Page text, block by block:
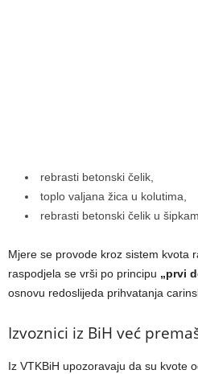
rebrasti betonski čelik,
toplo valjana žica u kolutima,
rebrasti betonski čelik u
Mjere se provode kroz sistem kvota
raspodjela se vrši po principu „prvi
osnovu redoslijeda prihvatanja
Izvoznici iz BiH već
Iz VTKBiH upozoravaju da su kvote